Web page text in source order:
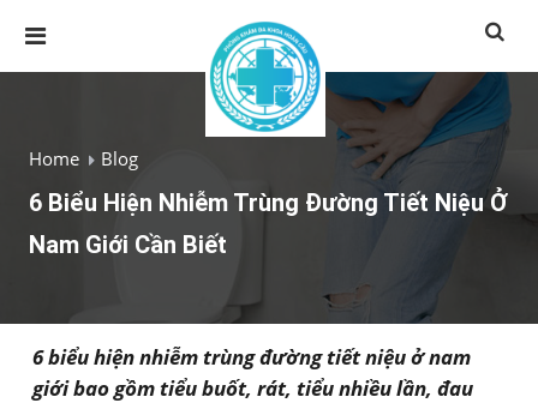
Home Blog
6 Biểu Hiện Nhiễm Trùng Đường Tiết Niệu Ở
Nam Giới Cần Biết
6 biểu hiện nhiễm trùng đường tiết niệu ở nam
giới bao gồm tiểu buốt, rát, tiểu nhiều lần, đau